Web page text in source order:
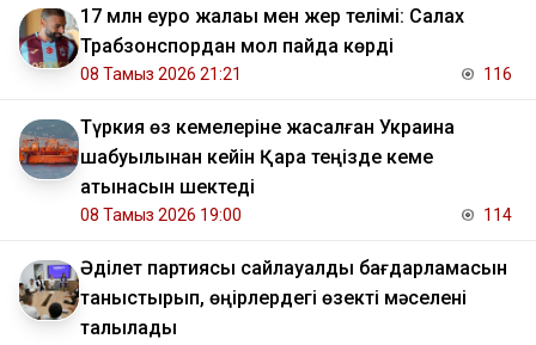
17 млн еуро жалақы мен жер телімі: Салах
Трабзонспордан мол пайда көрді
08 Тамыз 2026 21:21 116
Түркия өз кемелеріне жасалған Украина
шабуылынан кейін Қара теңізде кеме
қатынасын шектеді
08 Тамыз 2026 19:00 114
Әділет партиясы сайлауалды бағдарламасын
таныстырып, өңірлердегі өзекті мәселені
талқылады